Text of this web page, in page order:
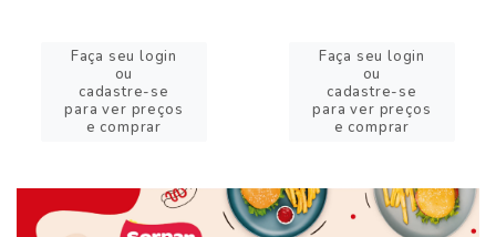
Faça seu login
ou
cadastre-se
para ver preços
e comprar
Faça seu login
ou
cadastre-se
para ver preços
e comprar